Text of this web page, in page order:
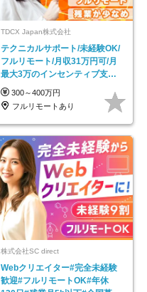
TDCX Japan株式会社
テクニカルサポート/未経験OK/
フルリモート/月収31万円可/月
最大3万のインセンティブ支給/
平均年齢33歳
300～400万円
フルリモートあり
株式会社SC direct
Webクリエイター#完全未経験
歓迎#フルリモートOK#年休